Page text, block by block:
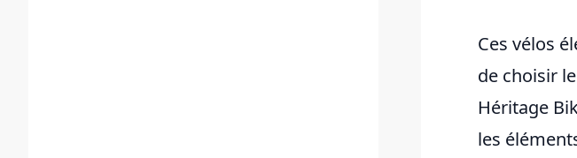
Ces vélos
de choisir
Héritage
les